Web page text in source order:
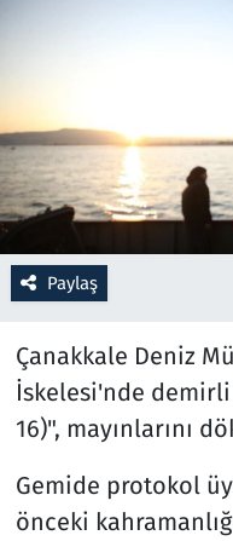
Paylaş
Çanakkale Deniz
İskelesi'nde demirli
16)", mayınlarını
Gemide protokol
önceki
Sağlık
Savunma Sanayi
Seçim 2023
Teknoloji ve Bilim